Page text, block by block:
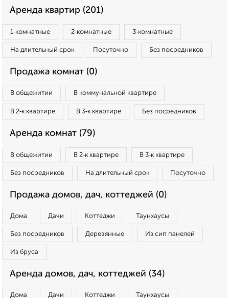
Аренда квартир (201)
1‑комнатные 2‑комнатные 3‑комнатные
На длительный срок Посуточно Без посредников
Продажа комнат (0)
В общежитии В коммунальной квартире
В 2‑к квартире В 3‑к квартире Без посредников
Аренда комнат (79)
В общежитии В 2‑к квартире В 3‑к квартире
Без посредников На длительный срок Посуточно
Продажа домов, дач, коттеджей (0)
Дома Дачи Коттеджи Таунхаусы
Без посредников Деревянные Из сип панелей
Из бруса
Аренда домов, дач, коттеджей (34)
Дома Дачи Коттеджи Таунхаусы